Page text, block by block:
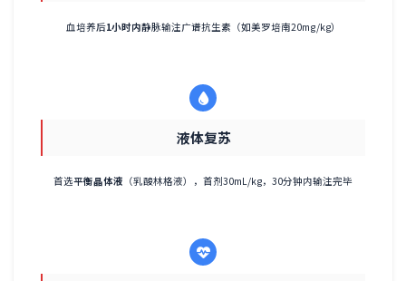
血培养后1小时内静脉输注广谱抗生素（如美罗培南20mg/kg）
液体复苏
首选平衡晶体液 （乳酸林格液），首剂30mL/kg，30分钟内输注完毕